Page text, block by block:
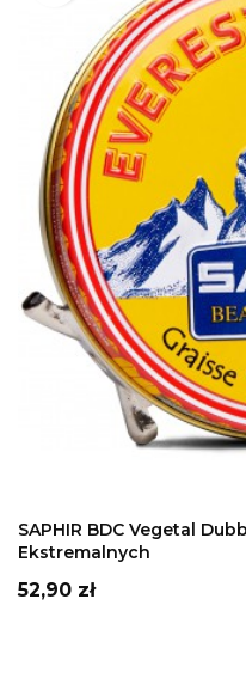
SAPHIR BDC Vegetal
Ekstremalnych
Cena
52,90 zł